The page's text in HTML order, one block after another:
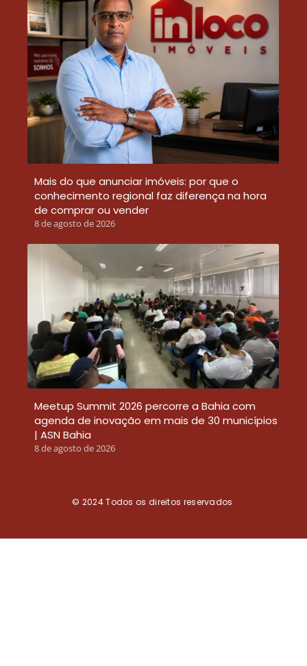
Mais do que anunciar imóveis: por que o
conhecimento regional faz diferença na hora
de comprar ou vender
8 de agosto de 2026
Meetup Summit 2026 percorre a Bahia com
agenda de inovação em mais de 30 municípios
| ASN Bahia
8 de agosto de 2026
© 2024Todos os direitos reservados